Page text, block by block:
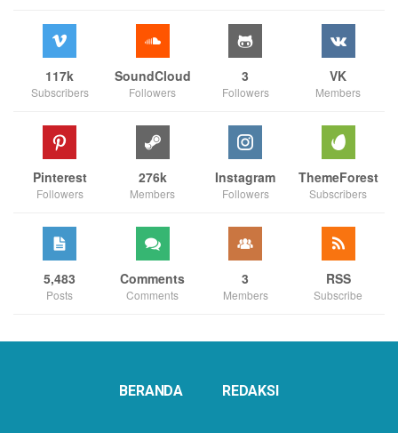
117k
Subscribers
SoundCloud
Followers
3
Followers
VK
Members
Pinterest
Followers
276k
Members
Instagram
Followers
ThemeForest
Subscribers
5,483
Posts
Comments
Comments
3
Members
RSS
Subscribe
BERANDA REDAKSI